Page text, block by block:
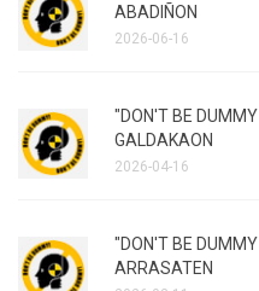
ABADIÑON
2026-06-16
"DON'T BE
GALDAKAON
2026-04-16
"DON'T BE
ARRASATEN